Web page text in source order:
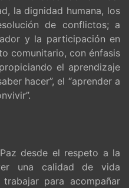
la dignidad humana, los
de conflictos; a
y la participación en
comunitario, con énfasis
el aprendizaje
hacer”, el “aprender a
desde el respeto a la
una calidad de vida
para acompañar